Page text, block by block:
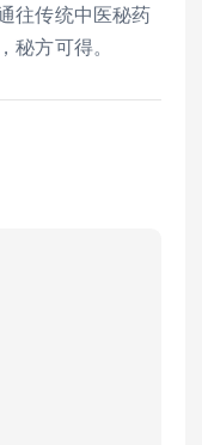
往传统中医秘药
秘方可得。